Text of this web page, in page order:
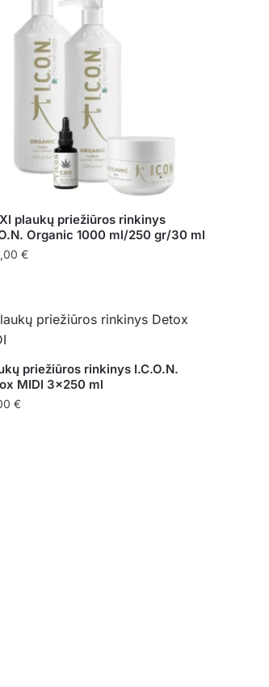
plaukų priežiūros rinkinys
Organic 1000 ml/250 gr/30 ml
€
priežiūros rinkinys I.C.O.N.
MIDI 3×250 ml
€